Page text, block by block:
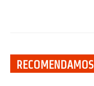
RECOMENDAMOS